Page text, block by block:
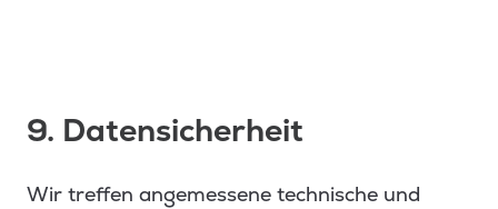
9. Datensicherheit
Wir treffen angemessene technische und